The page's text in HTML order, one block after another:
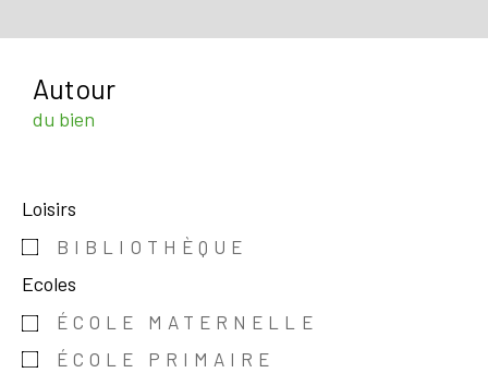
Autour
du bien
Loisirs
BIBLIOTHÈQUE
Ecoles
ÉCOLE MATERNELLE
ÉCOLE PRIMAIRE